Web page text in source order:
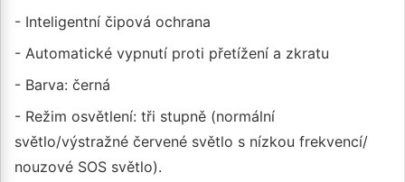
- Inteligentní čipová ochrana
- Automatické vypnutí proti přetížení a zkratu
- Barva: černá
- Režim osvětlení: tři stupně (normální
světlo/výstražné červené světlo s nízkou frekvencí/
nouzové SOS světlo).